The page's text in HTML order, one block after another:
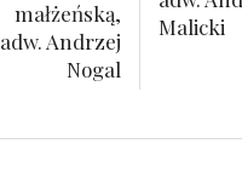
małżeńską,
adw. Andrzej
Nogal
Malicki